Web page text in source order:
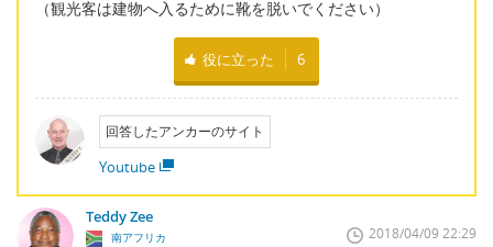
（観光客は建物へ入るために靴を脱いでください）
役に立った 6
回答したアンカーのサイト
Youtube
Teddy Zee
南アフリカ 2018/04/09 22:29